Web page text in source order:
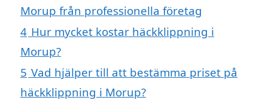
Morup från professionella företag
4 Hur mycket kostar häckklippning i
Morup?
5 Vad hjälper till att bestämma priset på
häckklippning i Morup?